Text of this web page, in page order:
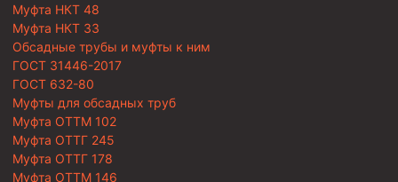
Муфта НКТ 48
Муфта НКТ 33
Обсадные трубы и муфты к ним
ГОСТ 31446-2017
ГОСТ 632-80
Муфты для обсадных труб
Муфта ОТТМ 102
Муфта ОТТГ 245
Муфта ОТТГ 178
Муфта ОТТМ 146